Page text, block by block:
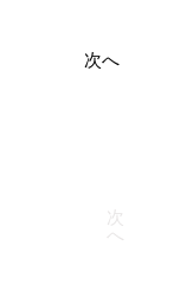
次へ
次
へ